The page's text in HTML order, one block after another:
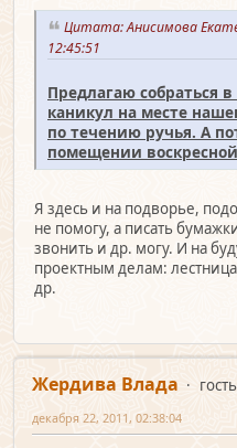
Цитата: Анисимова
12:45:51
Предлагаю собраться
каникул на месте
по течению ручья. А
помещении
Я здесь и на подворье,
не помогу, а писать
звонить и др. могу. И на
проектным делам:
др.
Жердива Влада
гость
декабря 22, 2011, 02:38:04